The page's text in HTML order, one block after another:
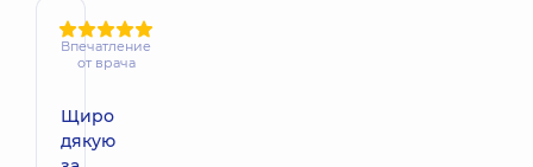
Впечатление
от врача
Щиро
дякую